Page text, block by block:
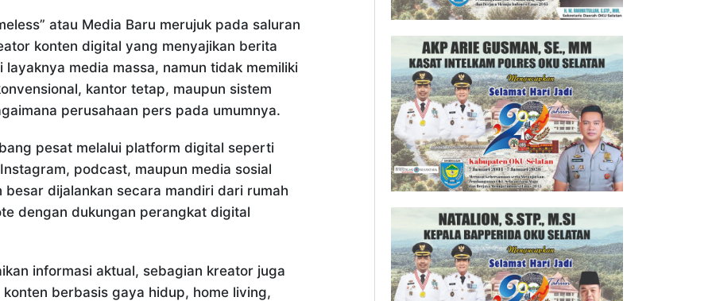
atau Media Baru merujuk pada saluran
konten digital yang menyajikan berita
layaknya media massa, namun tidak memiliki
kantor tetap, maupun sistem
perusahaan pers pada umumnya.
pesat melalui platform digital seperti
podcast, maupun media sosial
besar dijalankan secara mandiri dari rumah
dengan dukungan perangkat digital
informasi aktual, sebagian kreator juga
berbasis gaya hidup, home living,